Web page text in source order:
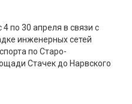
по 30 апреля в связи с
инженерных сетей
по Старо-
Стачек до Нарвского